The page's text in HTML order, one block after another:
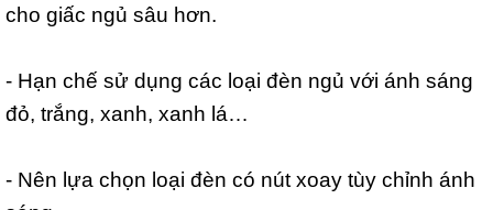
cho giấc ngủ sâu hơn.
- Hạn chế sử dụng các loại đèn ngủ với ánh sáng
đỏ, trắng, xanh, xanh lá…
- Nên lựa chọn loại đèn có nút xoay tùy chỉnh ánh